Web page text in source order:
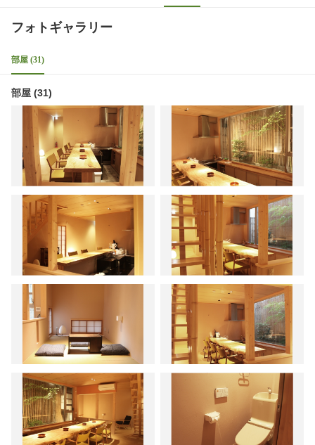
フォトギャラリー
部屋 (31)
部屋 (31)